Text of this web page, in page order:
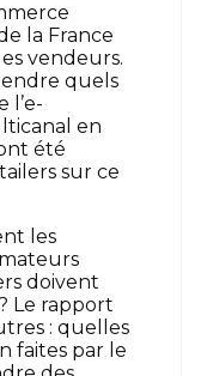
la France
vendeurs.
quels
l’e-
en
été
sur ce
les
doivent
Le rapport
: quelles
faites par le